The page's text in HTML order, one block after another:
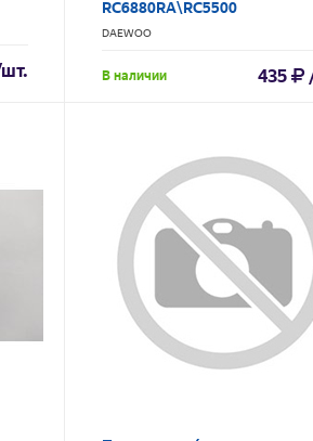
RC6880RA\RC5500
DAEWOO
В наличии 435